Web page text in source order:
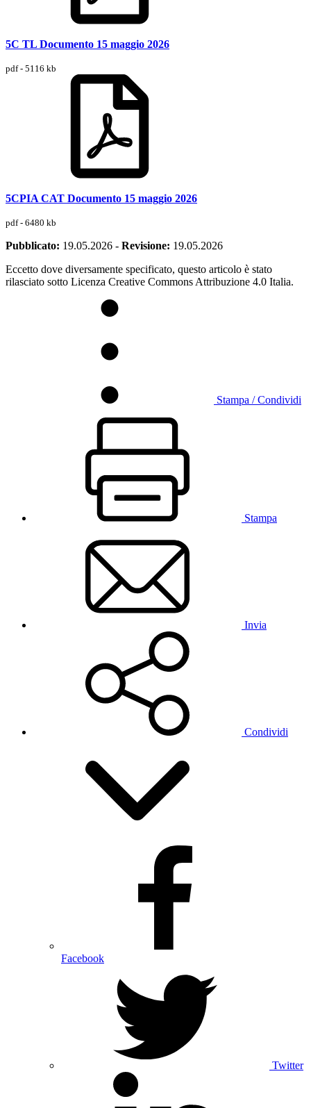
5C TL Documento 15 maggio 2026
pdf - 5116 kb
5CPIA CAT Documento 15 maggio 2026
pdf - 6480 kb
Pubblicato: 19.05.2026 - Revisione: 19.05.2026
Eccetto dove diversamente specificato, questo articolo è stato
rilasciato sotto Licenza Creative Commons Attribuzione 4.0 Italia.
Stampa / Condividi
Stampa
Invia
Condividi
Facebook
Twitter